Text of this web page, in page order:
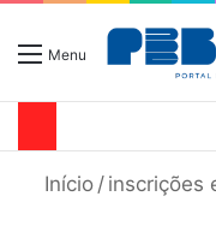
Menu
Início / inscrições